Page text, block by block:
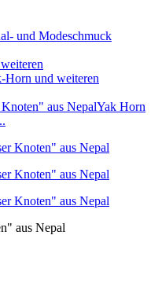
und Modeschmuck
Horn und weiteren
aus NepalYak Horn
aus Nepal